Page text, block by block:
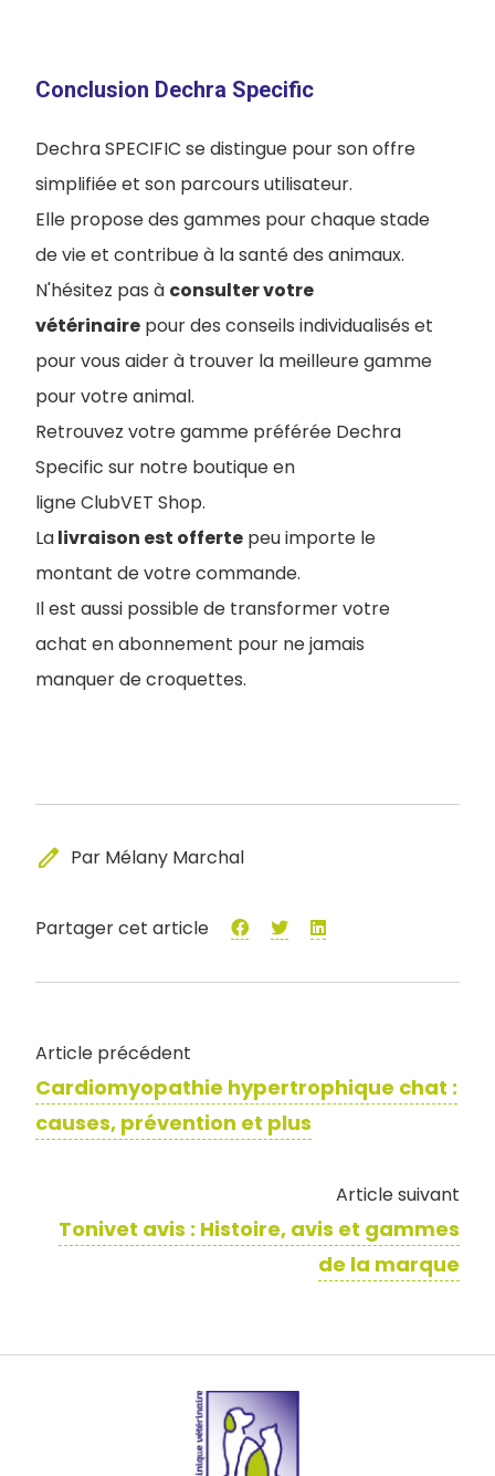
Conclusion Dechra Specific
Dechra SPECIFIC se distingue pour son offre
simplifiée et son parcours utilisateur.
Elle propose des gammes pour chaque stade
de vie et contribue à la santé des animaux.
N'hésitez pas à consulter votre
vétérinaire pour des conseils individualisés et
pour vous aider à trouver la meilleure gamme
pour votre animal.
Retrouvez votre gamme préférée Dechra
Specific sur notre boutique en
ligne ClubVET Shop.
Lalivraison est offerte peu importe le
montant de votre commande.
Il est aussi possible de transformer votre
achat en abonnement pour ne jamais
manquer de croquettes.
edit Par Mélany Marchal
Partager cet article
Article précédent
Cardiomyopathie hypertrophique chat :
causes, prévention et plus
Article suivant
Tonivet avis : Histoire, avis et gammes
de la marque